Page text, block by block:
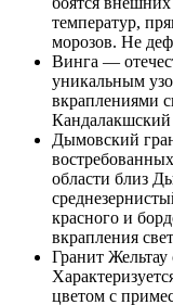
температур,
морозов. Не
Винга —
уникальным
вкраплениями
Кандалакшский
Дымовский
области близ
красного и
вкрапления
Гранит Жельтау
цветом с